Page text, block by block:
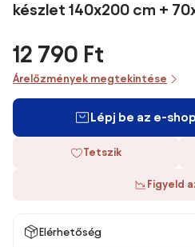
készlet 140x200 cm +
12 790 Ft
Árelőzmények megtekintése
Lépj be az e-
Tetszik
Figyeld
Elérhetőség